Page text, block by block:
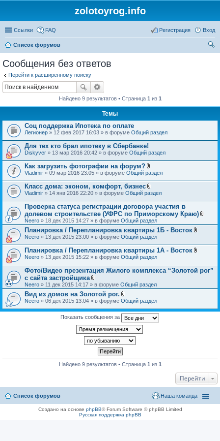
zolotoyrog.info
Ссылки FAQ Вход
Регистрация
Список форумов
Сообщения без ответов
Перейти к расширенному поиску
Найдено 9 результатов • Страница 1 из 1
Темы
Соц поддержка Ипотека по оплате
Легионер » 12 фев 2017 16:03 » в форуме Общий раздел
Для тех кто брал ипотеку в Сбербанке!
Diskyver » 13 мар 2016 20:42 » в форуме Общий раздел
Как загрузить фотографии на форум?
В
о
ж
е
н
и
я
Vladimir » 09 мар 2016 23:05 » в форуме Общий раздел
Класс дома: эконом, комфорт, бизнес
В
л
о
ж
е
н
и
я
Vladimir » 14 янв 2016 22:20 » в форуме Общий раздел
Проверка статуса регистрации договора участия в
долевом строительстве (УФРС по Приморскому Краю)
л
Neero » 18 дек 2015 14:27 » в форуме Общий раздел
Планировка / Перепланировка квартиры 1Б - Восток
о
н
и
Neero » 13 дек 2015 23:00 » в форуме Общий раздел
Планировка / Перепланировка квартиры 1А - Восток
о
ж
и
Neero » 13 дек 2015 15:22 » в форуме Общий раздел
Фото/Видео презентация Жилого комплекса “Золотой рог”
с сайта застройщика
В
л
о
ж
н
и
я
Neero » 11 дек 2015 14:17 » в форуме Общий раздел
Вид из домов на Золотой рог.
В
о
ж
е
н
и
Neero » 06 дек 2015 13:04 » в форуме Общий раздел
Показать сообщения за
Найдено 9 результатов • Страница 1 из 1
Перейти
Список форумов Наша команда
Создано на основе phpBB® Forum Software © phpBB Limited
Русская поддержка phpBB